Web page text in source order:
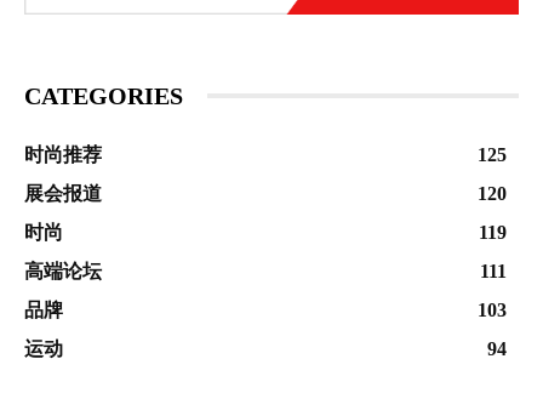
CATEGORIES
时尚推荐
125
展会报道
120
时尚
119
高端论坛
111
品牌
103
运动
94